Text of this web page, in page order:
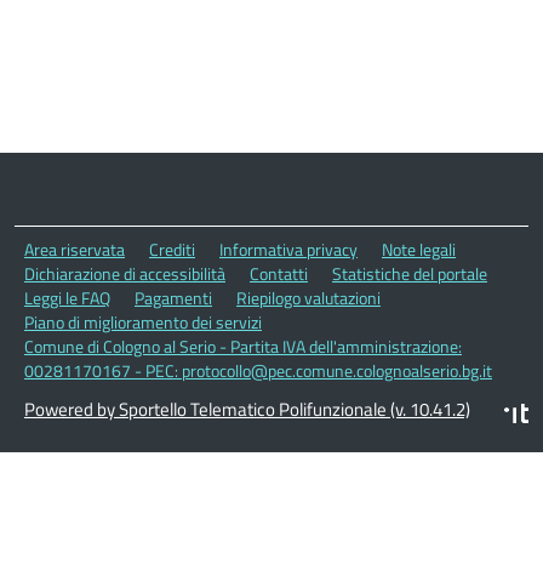
Area riservata Crediti Informativa privacy
Note legali
Dichiarazione di accessibilità
Contatti
Statistiche del portale
Leggi le FAQ
Pagamenti
Riepilogo valutazioni
Piano di miglioramento dei servizi
Comune di Cologno al Serio - Partita IVA dell'amministrazione:
00281170167 - PEC: protocollo@pec.comune.colognoalserio.bg.it
Powered by Sportello Telematico Polifunzionale (v. 10.41.2)